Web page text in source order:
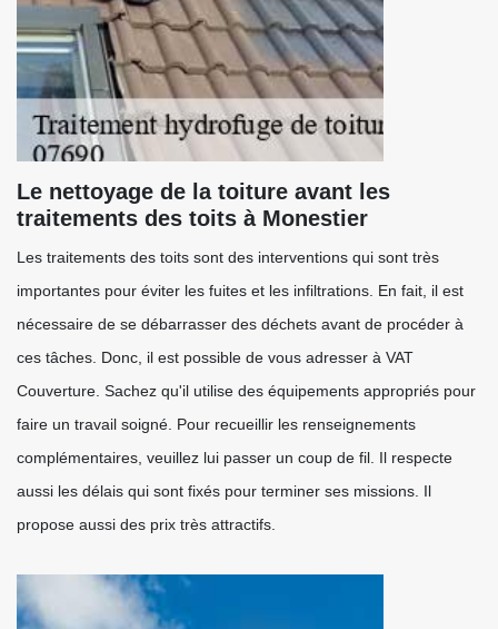
Le nettoyage de la toiture avant les
traitements des toits à Monestier
Les traitements des toits sont des interventions qui sont très
importantes pour éviter les fuites et les infiltrations. En fait, il est
nécessaire de se débarrasser des déchets avant de procéder à
ces tâches. Donc, il est possible de vous adresser à VAT
Couverture. Sachez qu'il utilise des équipements appropriés pour
faire un travail soigné. Pour recueillir les renseignements
complémentaires, veuillez lui passer un coup de fil. Il respecte
aussi les délais qui sont fixés pour terminer ses missions. Il
propose aussi des prix très attractifs.